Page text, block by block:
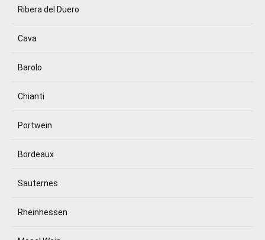
Ribera del Duero
Cava
Barolo
Chianti
Portwein
Bordeaux
Sauternes
Rheinhessen